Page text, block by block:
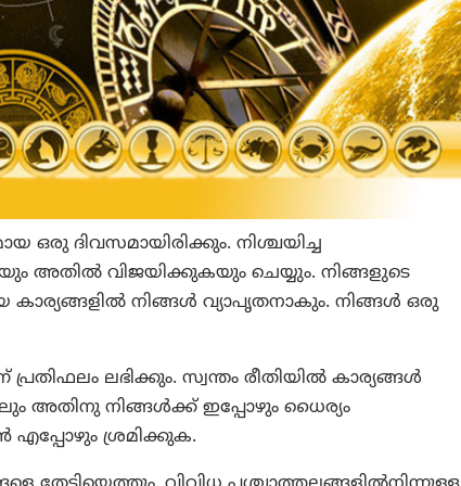
ദിവസമായിരിക്കും. നിശ്ചയിച്ച
അതില്‍ വിജയിക്കുകയും ചെയ്യും. നിങ്ങളുടെ
കാര്യങ്ങളില്‍ നിങ്ങൾ വ്യാപൃതനാകും. നിങ്ങൾ ഒരു
ലഭിക്കും. സ്വന്തം രീതിയിൽ കാര്യങ്ങൾ
അതിനു നിങ്ങള്‍ക്ക് ഇപ്പോഴും ധൈര്യം
എപ്പോഴും ശ്രമിക്കുക.